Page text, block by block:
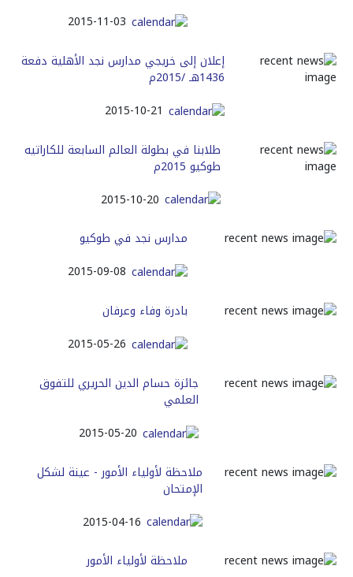
2015-11-03
إعلان إلى خريجي مدارس نجد الأهلية دفعة
1436هـ /2015م
2015-10-21
طلابنا في بطولة العالم السابعة للكاراتيه
طوكيو 2015م
2015-10-20
مدارس نجد في طوكيو
2015-09-08
بادرة وفاء وعرفان
2015-05-26
جائزة حسام الدين الحريري للتفوق
العلمي
2015-05-20
ملاحظة لأولياء الأمور - عينة لشكل
الإمتحان
2015-04-16
ملاحظة لأولياء الأمور